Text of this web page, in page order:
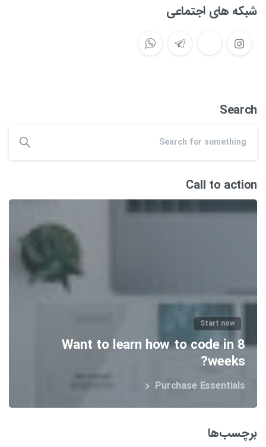
شبکه های اجتماعی
Search
Call to action
Start now
Want to learn how to code in 8
weeks?
Purchase Essentials
برچسب‌ها